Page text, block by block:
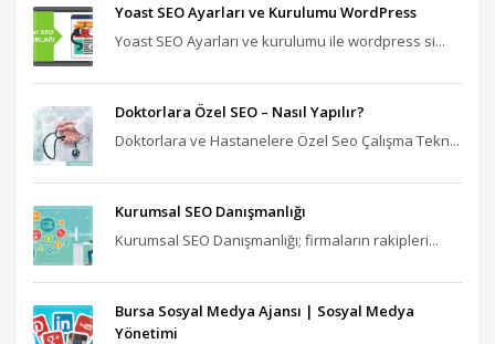
Yoast SEO Ayarları ve Kurulumu WordPress
Yoast SEO Ayarları ve kurulumu ile wordpress si...
Doktorlara Özel SEO – Nasıl Yapılır?
Doktorlara ve Hastanelere Özel Seo Çalışma Tekn...
Kurumsal SEO Danışmanlığı
Kurumsal SEO Danışmanlığı; firmaların rakipleri...
Bursa Sosyal Medya Ajansı‎ | Sosyal Medya
Yönetimi